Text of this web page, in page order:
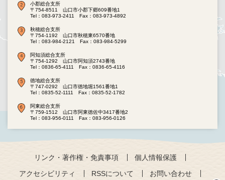
小郡総合支所
〒754-8511 山口市小郡下郷609番地1
Tel：083-973-2411
Fax：083-973-4892
秋穂総合支所
〒754-1192 山口市秋穂東6570番地
Tel：083-984-2121
Fax：083-984-5299
阿知須総合支所
〒754-1292 山口市阿知須2743番地
Tel：0836-65-4111
Fax：0836-65-4116
徳地総合支所
〒747-0292 山口市徳地堀1561番地1
Tel：0835-52-1111
Fax：0835-52-1782
阿東総合支所
〒759-1512 山口市阿東徳佐中3417番地2
Tel：083-956-0111
Fax：083-956-0126
リンク・著作権・免責事項
個人情報保護
アクセシビリティ
RSSについて お問い合わせ